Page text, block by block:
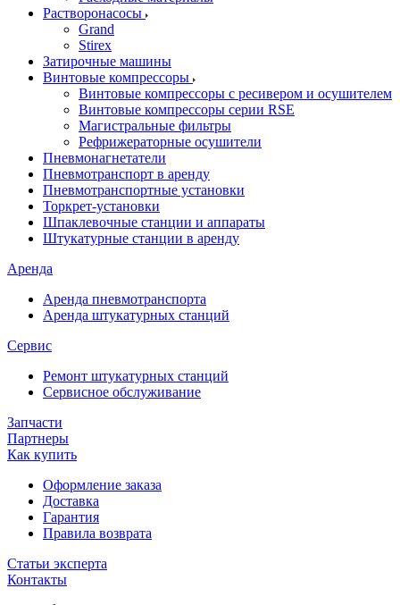
Растворонасосы
Grand
Stirex
Затирочные машины
Винтовые компрессоры
Винтовые компрессоры с ресивером и осушителем
Винтовые компрессоры серии RSE
Магистральные фильтры
Рефрижераторные осушители
Пневмонагнетатели
Пневмотранспорт в аренду
Пневмотранспортные установки
Торкрет-установки
Шпаклевочные станции и аппараты
Штукатурные станции в аренду
Аренда
Аренда пневмотранспорта
Аренда штукатурных станций
Сервис
Ремонт штукатурных станций
Сервисное обслуживание
Запчасти
Партнеры
Как купить
Оформление заказа
Доставка
Гарантия
Правила возврата
Статьи эксперта
Контакты